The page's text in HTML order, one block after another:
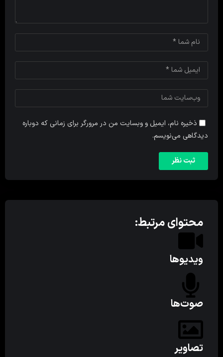
ذخیره نام، ایمیل و وبسایت من در مرورگر برای زمانی که دوباره
دیدگاهی می‌نویسم.
محتوای مرتبط:
ویدیوها
صوت‌ها
تصاویر